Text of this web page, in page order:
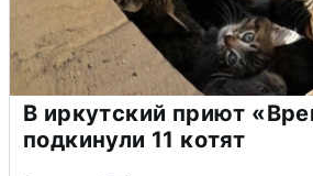
В иркутский приют
подкинули 11 котят